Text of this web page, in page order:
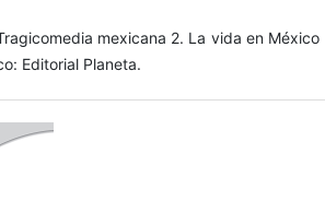
mexicana 2. La vida en México
Editorial Planeta.